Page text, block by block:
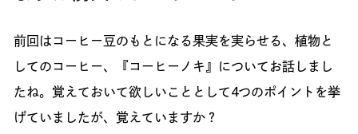
前回はコーヒー豆のもとになる果実を実らせる、植物と
してのコーヒー、『コーヒーノキ』についてお話しまし
たね。覚えておいて欲しいこととして4つのポイントを挙
げていましたが、覚えていますか？